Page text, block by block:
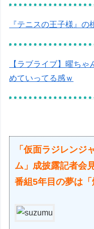
『テニスの王子様』
【ラブライブ】曜ち
めていってる感ｗ
「仮面ラジレンジ
ム」成披露記者会
番組5年目の夢は「